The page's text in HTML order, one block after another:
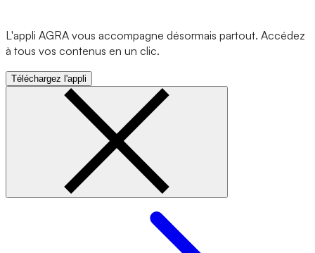
L'appli AGRA vous accompagne désormais partout. Accédez
à tous vos contenus en un clic.
Téléchargez l'appli